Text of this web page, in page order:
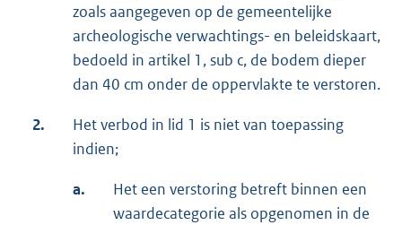
zoals aangegeven op de gemeentelijke
archeologische verwachtings- en beleidskaart,
bedoeld in artikel 1, sub c, de bodem dieper
dan 40 cm onder de oppervlakte te verstoren.
2.
Het verbod in lid 1 is niet van toepassing
indien;
a.
Het een verstoring betreft binnen een
waardecategorie als opgenomen in de